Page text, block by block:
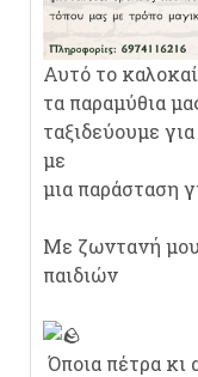
Αυτό το
τα παραμύθια
ταξιδεύουμε
με
μια παράσταση
Με ζωντανή
παιδιών
Όποια πέτρα